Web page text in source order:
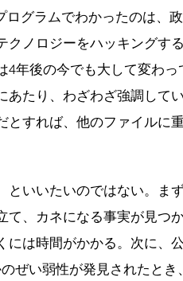
グラムでわかったのは、
クノロジーをハッキングす
年後の今でも大して変わっ
あたり、わざわざ強調して
とすれば、他のファイルに
いいたいのではない。ま
、カネになる事実が見つか
には時間がかかる。次に、
ぜい弱性が発見されたとき